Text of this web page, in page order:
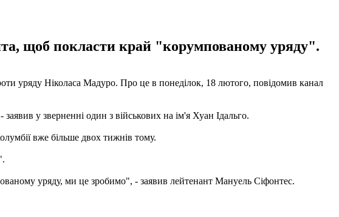
щоб покласти край "корумпованому уряду".
уряду Ніколаса Мадуро. Про це в понеділок, 18 лютого, повідомив канал
у зверненні один з військових на ім'я Хуан Ідальго.
вже більше двох тижнів тому.
уряду, ми це зробимо", - заявив лейтенант Мануель Сіфонтес.